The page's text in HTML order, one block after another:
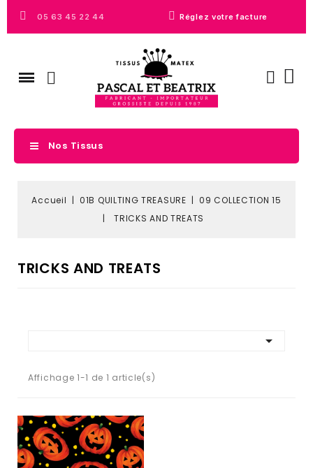
05 63 45 22 44 Réglez votre facture
Nos Tissus
Accueil 01B QUILTING TREASURE
09 COLLECTION 15
TRICKS AND TREATS
TRICKS AND TREATS

Affichage 1-1 de 1 article(s)